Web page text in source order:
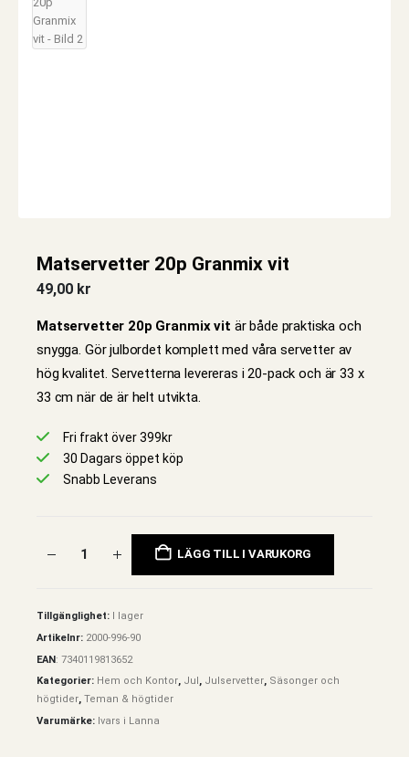
Matservetter 20p Granmix vit
49,00 kr
Matservetter 20p Granmix vit är både praktiska och
snygga. Gör julbordet komplett med våra servetter av
hög kvalitet. Servetterna levereras i 20-pack och är 33 x
33 cm när de är helt utvikta.
Fri frakt över 399kr
30 Dagars öppet köp
Snabb Leverans
LÄGG TILL I VARUKORG
Tillgänglighet:
I lager
Artikelnr: 2000-996-90
EAN: 7340119813652
Kategorier: Hem och Kontor, Jul , Julservetter, Säsonger och
högtider, Teman & högtider
Varumärke: Ivars i Lanna